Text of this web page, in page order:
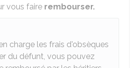
vous faire rembourser.
charge les frais d'obsèques
du défunt, vous pouvez